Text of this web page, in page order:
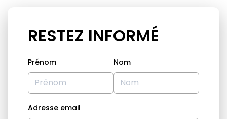
RESTEZ INFORMÉ
Prénom Nom
Adresse email